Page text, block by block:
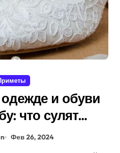
и обуви
что сулят
Фев 26, 2024